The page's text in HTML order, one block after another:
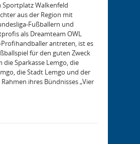
Sportplatz Walkenfeld
aus der Region mit
Fußballern und
als Dreamteam OWL
Profihandballer antreten, ist es
für den guten Zweck
die Sparkasse Lemgo, die
die Stadt Lemgo und der
ihres Bündnisses „Vier